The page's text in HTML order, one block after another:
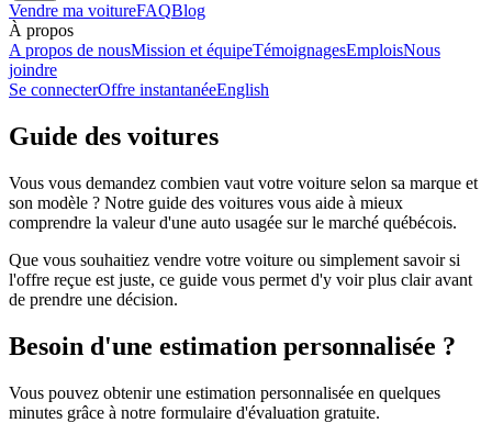
Vendre ma voitureFAQBlog
À propos
A propos de nousMission et équipeTémoignagesEmploisNous
joindre
Se connecterOffre instantanéeEnglish
Guide des voitures
Vous vous demandez combien vaut votre voiture selon sa marque et
son modèle ? Notre guide des voitures vous aide à mieux
comprendre la valeur d'une auto usagée sur le marché québécois.
Que vous souhaitiez vendre votre voiture ou simplement savoir si
l'offre reçue est juste, ce guide vous permet d'y voir plus clair avant
de prendre une décision.
Besoin d'une estimation personnalisée ?
Vous pouvez obtenir une estimation personnalisée en quelques
minutes grâce à notre formulaire d'évaluation gratuite.